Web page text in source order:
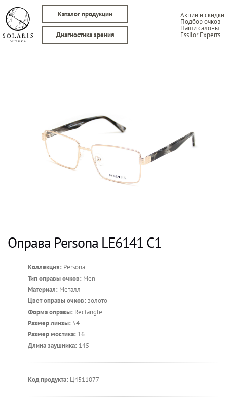
Каталог продукции Акции и скидки
Подбор очков
Наши салоны
Essilor Experts
Диагностика зрения
Оправа Persona LE6141 C1
Коллекция: Persona
Тип оправы очков: Men
Материал: Металл
Цвет оправы очков: золото
Форма оправы: Rectangle
Размер линзы: 54
Размер мостика: 16
Длина заушника: 145
Код продукта: Ц4511077